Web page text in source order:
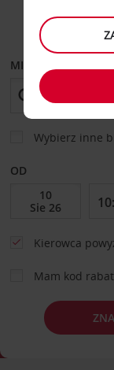
MIEJSCE ODBIORU
Wybierz inne
OD
Kierowca
Mam kod